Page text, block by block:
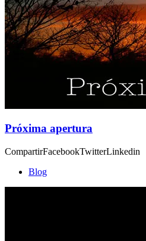
Próxima apertura
CompartirFacebookTwitterLinkedin
Blog